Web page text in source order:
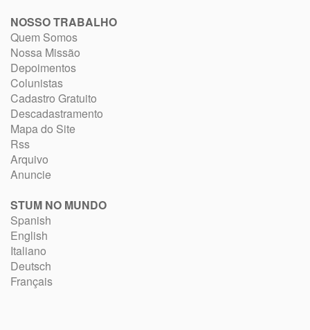
NOSSO TRABALHO
Quem Somos
Nossa Missão
Depoimentos
Colunistas
Cadastro Gratuito
Descadastramento
Mapa do Site
Rss
Arquivo
Anuncie
STUM NO MUNDO
Spanish
English
Italiano
Deutsch
Français